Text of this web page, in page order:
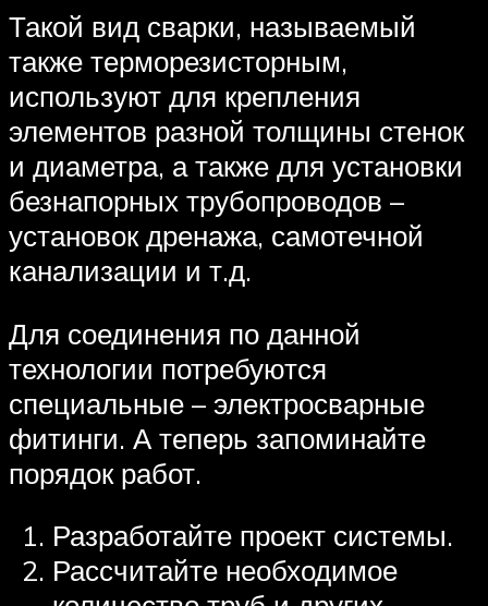
Такой вид сварки, называемый
также терморезисторным,
используют для крепления
элементов разной толщины стенок
и диаметра, а также для установки
безнапорных трубопроводов –
установок дренажа, самотечной
канализации и т.д.
Для соединения по данной
технологии потребуются
специальные – электросварные
фитинги. А теперь запоминайте
порядок работ.
Разработайте проект системы.
Рассчитайте необходимое